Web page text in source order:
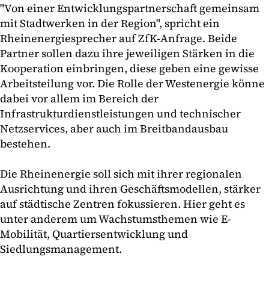
"Von einer Entwicklungspartnerschaft gemeinsam
mit Stadtwerken in der Region", spricht ein
Rheinenergiesprecher auf ZfK-Anfrage. Beide
Partner sollen dazu ihre jeweiligen Stärken in die
Kooperation einbringen, diese geben eine gewisse
Arbeitsteilung vor. Die Rolle der Westenergie könne
dabei vor allem im Bereich der
Infrastrukturdienstleistungen und technischer
Netzservices, aber auch im Breitbandausbau
bestehen.
Die Rheinenergie soll sich mit ihrer regionalen
Ausrichtung und ihren Geschäftsmodellen, stärker
auf städtische Zentren fokussieren. Hier geht es
unter anderem um Wachstumsthemen wie E-
Mobilität, Quartiersentwicklung und
Siedlungsmanagement.